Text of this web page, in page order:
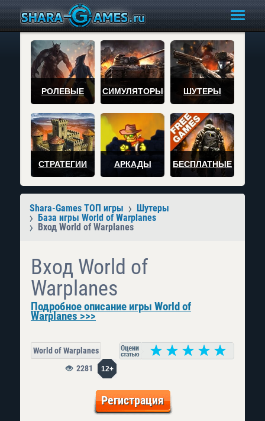
РОЛЕВЫЕ СИМУЛЯТОРЫ ШУТЕРЫ
СТРАТЕГИИ АРКАДЫ БЕСПЛАТНЫЕ
Shara-Games ТОП игры
Шутеры
База игры World of Warplanes
Вход World of Warplanes
Вход World of
Warplanes
Подробное описание игры World of
Warplanes >>>
World of Warplanes
12+
2281
Регистрация